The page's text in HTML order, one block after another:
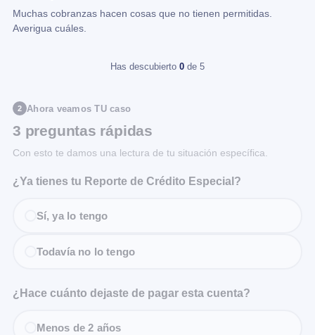
Muchas cobranzas hacen cosas que no tienen permitidas.
Averigua cuáles.
Has descubierto 0 de 5
2 Ahora veamos TU caso
3 preguntas rápidas
Con esto te damos una lectura de tu situación específica.
¿Ya tienes tu Reporte de Crédito Especial?
Sí, ya lo tengo
Todavía no lo tengo
¿Hace cuánto dejaste de pagar esta cuenta?
Menos de 2 años